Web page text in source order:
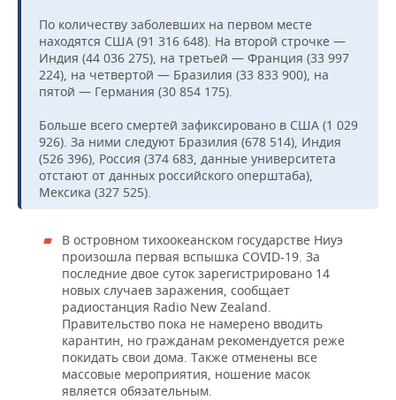
По количеству заболевших на первом месте
находятся США (91 316 648). На второй строчке —
Индия (44 036 275), на третьей — Франция (33 997
224), на четвертой — Бразилия (33 833 900), на
пятой — Германия (30 854 175).
Больше всего смертей зафиксировано в США (1 029
926). За ними следуют Бразилия (678 514), Индия
(526 396), Россия (374 683, данные университета
отстают от данных российского оперштаба),
Мексика (327 525).
В островном тихоокеанском государстве Ниуэ
произошла первая вспышка COVID-19. За
последние двое суток зарегистрировано 14
новых случаев заражения, сообщает
радиостанция Radio New Zealand.
Правительство пока не намерено вводить
карантин, но гражданам рекомендуется реже
покидать свои дома. Также отменены все
массовые мероприятия, ношение масок
является обязательным.